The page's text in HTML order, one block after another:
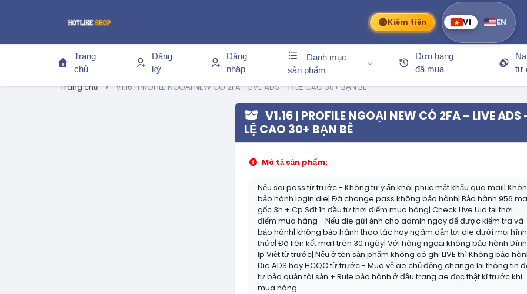
Kiếm tiền VI EN
Trang
chủ
Đăng
ký
Đăng
nhập
Danh mục
sản phẩm
Đơn hàng
đã mua
tự
Trang chủ V1.16 | PROFILE NGOẠI NEW CÓ 2FA - LIVE ADS - TỈ LỆ CAO 30+ BẠN BÈ
V1.16 | PROFILE NGOẠI NEW CÓ 2FA - LIVE
LỆ CAO 30+ BẠN BÈ
Mô tả sản phẩm:
Nếu sai pass từ trước - Không tự ý ấn khôi phục mật khẩu qua mail|
bảo hành login die| Đã change pass không bảo hành| Bảo hành 956
gốc 3h + Cp Sđt 1h đầu từ thời điểm mua hàng| Check Live Uid tại thời
điểm mua hàng - Nếu die gửi ảnh cho admin ngay để được kiểm tra và
bảo hành| không bảo hành thao tác hay ngâm dẫn tới die dưới mọi hình
thức| Đã liên kết mail trên 30 ngày| Với hàng ngoại không bảo hành Dính
Ip Việt từ trước| Nếu ở tên sản phẩm không có ghi LIVE thì Không bảo
Die ADS hay HCQC từ trước - Mua về ae chủ động change lại thông tin
tự bảo quản tài sản + Rule bảo hành ở đầu trang ae đọc thật kĩ trước khi
mua hàng